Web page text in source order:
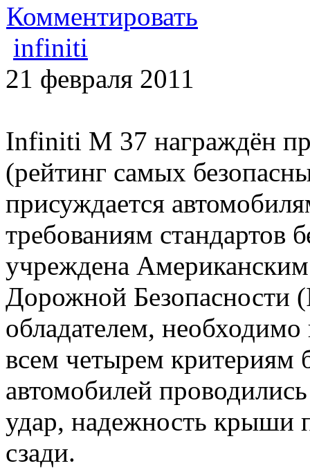
Комментировать
infiniti
21 февраля 2011
Infiniti M 37 награждён
(рейтинг самых
присуждается
требованиям стандартов
учреждена
Дорожной Безопасности
обладателем,
всем четырем критериям
автомобилей
удар, надежность крыши
сзади.